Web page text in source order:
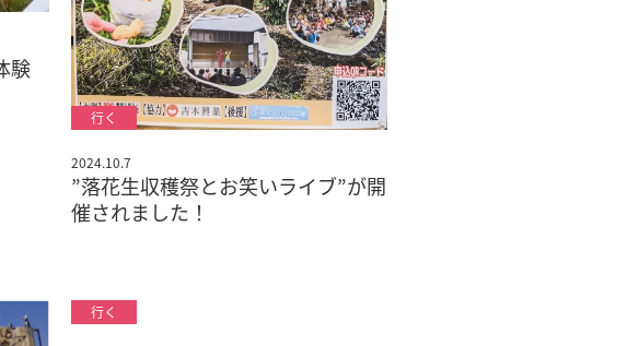
験
2024.10.7
”落花生収穫祭とお笑いライブ”が開
催されました！